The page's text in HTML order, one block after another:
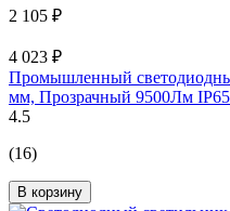
2 105 ₽
4 023 ₽
Промышленный
мм, Прозрачный 9500Лм
4.5
(16)
В корзину